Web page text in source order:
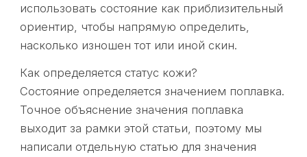
использовать состояние как приблизительный
ориентир, чтобы напрямую определить,
насколько изношен тот или иной скин.
Как определяется статус кожи?
Состояние определяется значением поплавка.
Точное объяснение значения поплавка
выходит за рамки этой статьи, поэтому мы
написали отдельную статью для значения